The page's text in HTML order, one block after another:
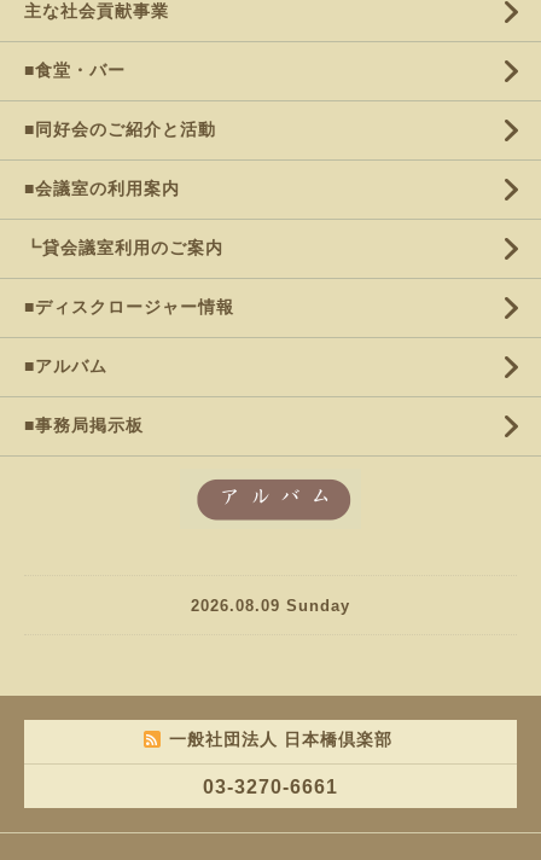
主な社会貢献事業
■食堂・バー
■同好会のご紹介と活動
■会議室の利用案内
┗貸会議室利用のご案内
■ディスクロージャー情報
■アルバム
■事務局掲示板
2026.08.09 Sunday
一般社団法人 日本橋倶楽部
03-3270-6661